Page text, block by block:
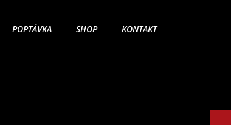
POPTÁVKA SHOP KONTAKT